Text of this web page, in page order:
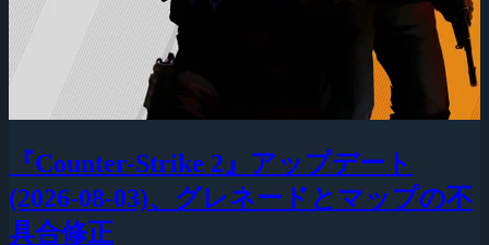
『Counter-Strike 2』アップデート
(2026-08-03)、グレネードとマップの不
具合修正